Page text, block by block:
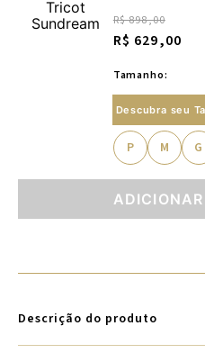
R$ 898,00
R$ 629,00
Tamanho:
Descubra seu
P M G
Descrição do produto